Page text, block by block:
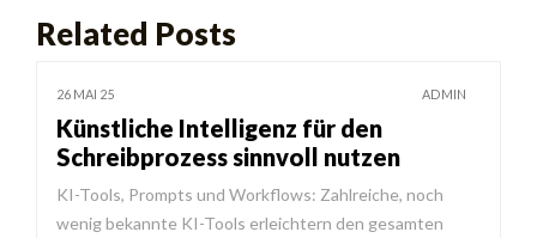
Related Posts
26 MAI 25 ADMIN
Künstliche Intelligenz für den
Schreibprozess sinnvoll nutzen
KI-Tools, Prompts und Workflows: Zahlreiche, noch
wenig bekannte KI-Tools erleichtern den gesamten